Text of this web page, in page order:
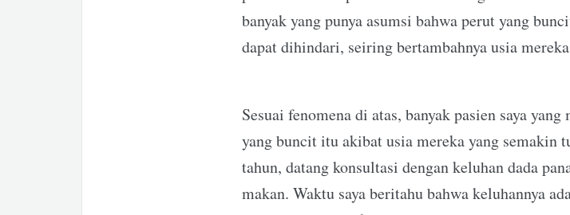
banyak yang punya asumsi bahwa perut yang
dapat dihindari, seiring bertambahnya usia
Sesuai fenomena di atas, banyak pasien saya
yang buncit itu akibat usia mereka yang semakin
tahun, datang konsultasi dengan keluhan dada
makan. Waktu saya beritahu bahwa keluhannya